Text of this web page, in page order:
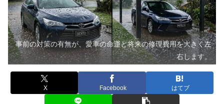
事前の対策の有無が、愛車の命運と将来の修理費用を大きく左
右します。
X Facebook はてブ